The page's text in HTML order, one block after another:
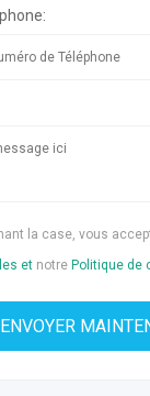
la case, vous
et notre Politique de